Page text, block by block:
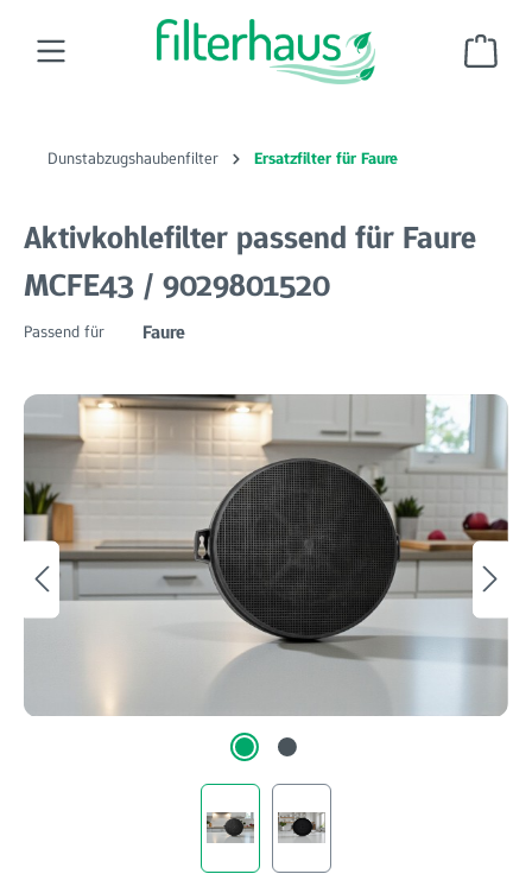
Zum Hauptinhalt springen
Dunstabzugshaubenfilter Ersatzfilter für Faure
Aktivkohlefilter passend für Faure
MCFE43 / 9029801520
Passend für Faure
Bildergalerie überspringen